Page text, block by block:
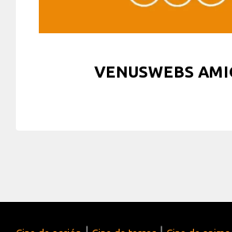
VENUSWEBS